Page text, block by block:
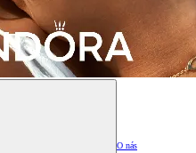
O nás